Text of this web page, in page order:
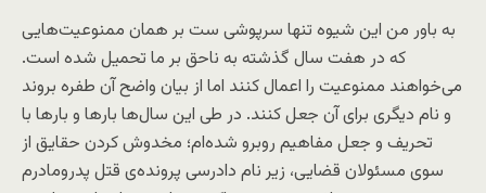
به باور من این شیوه تنها سرپوشی ست بر همان ممنوعیت‌هایی
که در هفت سال گذشته به ناحق بر ما تحمیل شده است.
می‌خواهند ممنوعیت را اعمال کنند اما از بیان واضح آن طفره بروند
و نام دیگری برای آن جعل کنند. در طی این سال‌ها بارها و بارها با
تحریف و جعل مفاهیم روبرو شده‌ام؛ مخدوش کردن حقایق از
سوی مسئولان قضایی، زیر نام دادرسی پرونده‌ی قتل پدرومادرم